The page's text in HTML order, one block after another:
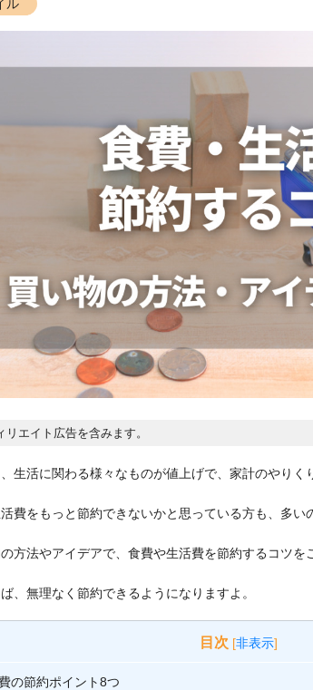
ル
エイト広告を含みます。
生活に関わる様々なものが値上げで、家計のやりく
費をもっと節約できないかと思っている方も、多い
方法やアイデアで、食費や生活費を節約するコツを
、無理なく節約できるようになりますよ。
目次 [非表示]
の節約ポイント8つ